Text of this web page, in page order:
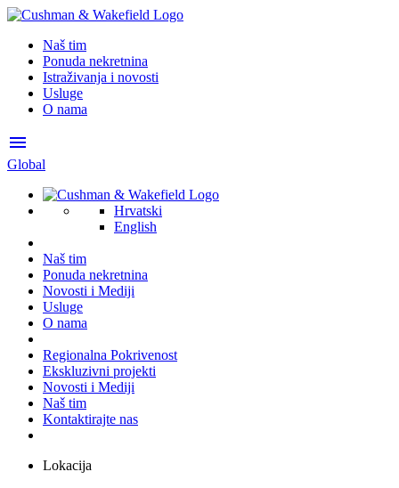
Naš tim
Ponuda nekretnina
Istraživanja i novosti
Usluge
O nama
menu
Global
Hrvatski
English
Naš tim
Ponuda nekretnina
Novosti i Mediji
Usluge
O nama
Regionalna Pokrivenost
Ekskluzivni projekti
Novosti i Mediji
Naš tim
Kontaktirajte nas
Lokacija